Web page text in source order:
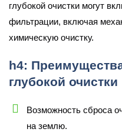
глубокой очистки могут
фильтрации, включая
химическую очистку.
h4:
глубокой очистки
Возможность сброса
на землю.